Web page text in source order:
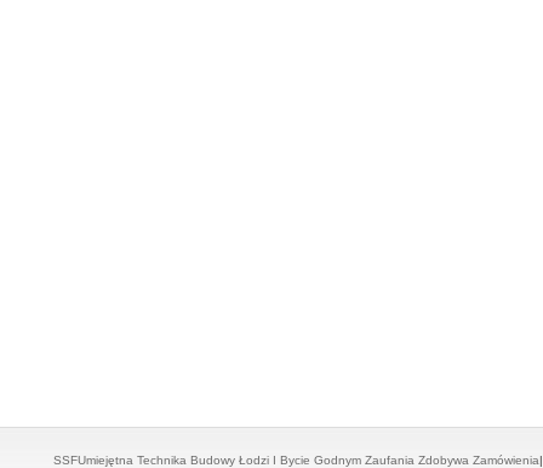
SSFUmiejętna Technika Budowy Łodzi I Bycie Godnym Zaufania Zdobywa Zamówienia|